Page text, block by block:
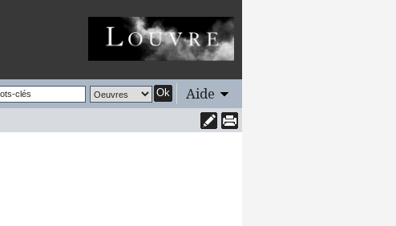
Ok Aide